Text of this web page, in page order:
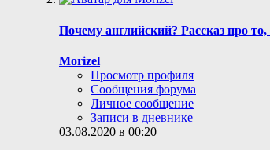
Почему английский? Рассказ про
Morizel
Просмотр профиля
Сообщения форума
Личное сообщение
Записи в дневнике
03.08.2020 в 00:20